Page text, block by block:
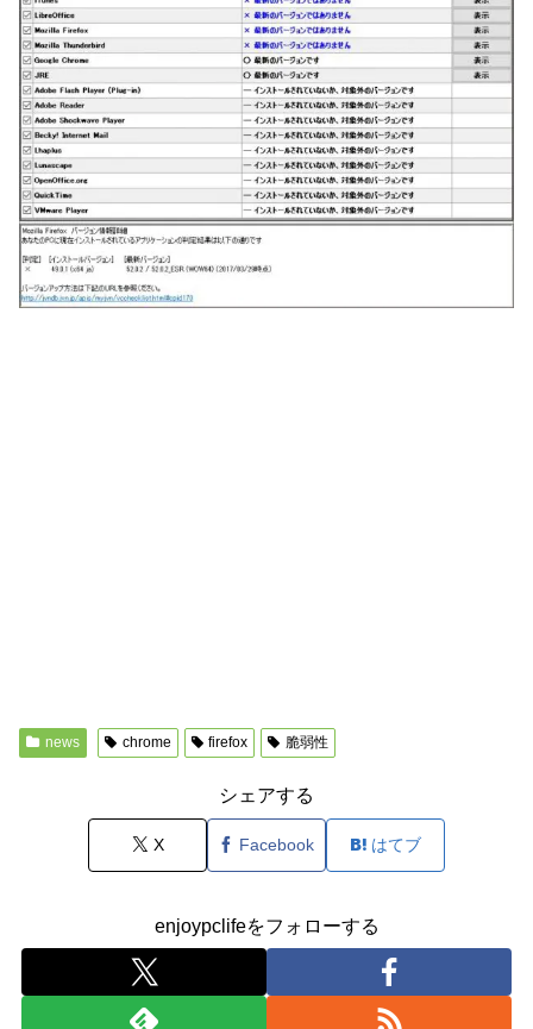
news chrome firefox 脆弱性
シェアする
X Facebook はてブ
enjoypclifeをフォローする